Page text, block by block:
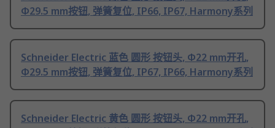
Φ29.5 mm按钮, 弹簧复位, IP66, IP67, Harmony系列
Schneider Electric 蓝色 圆形 按钮头, Φ22 mm开孔,
Φ29.5 mm按钮, 弹簧复位, IP67, IP66, Harmony系列
Schneider Electric 黄色 圆形 按钮头, Φ22 mm开孔,